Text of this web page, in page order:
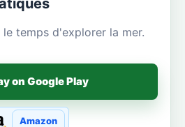
temps d'explorer la mer.
on Google Play
Amazon